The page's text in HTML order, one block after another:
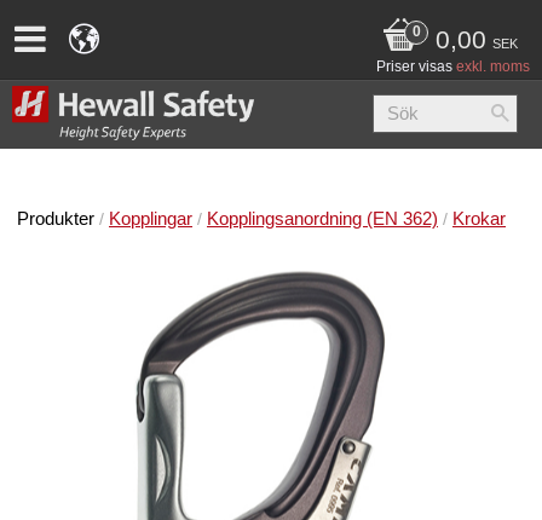
0,00 SEK
Priser visas exkl. moms
Produkter Kopplingar Kopplingsanordning (EN 362) Krokar